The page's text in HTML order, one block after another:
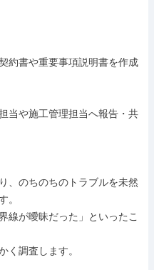
約書や重要事項説明書を作成
当や施工管理担当へ報告・共
、のちのちのトラブルを未然
。
線が曖昧だった」といったこ
く調査します。